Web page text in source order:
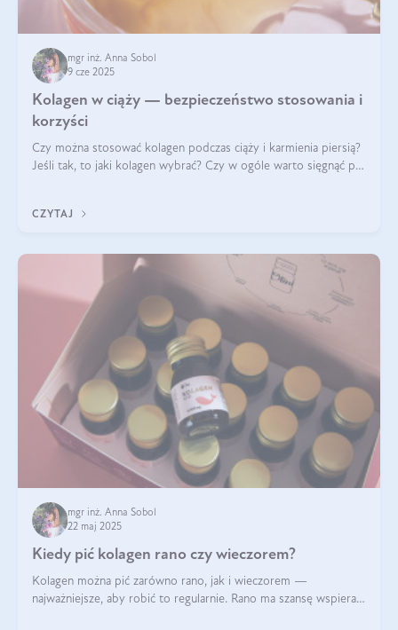
mgr inż. Anna Sobol
9 cze 2025
Kolagen w ciąży — bezpieczeństwo stosowania i
korzyści
Czy można stosować kolagen podczas ciąży i karmienia piersią?
Jeśli tak, to jaki kolagen wybrać? Czy w ogóle warto sięgnąć po
CZYTAJ
mgr inż. Anna Sobol
22 maj 2025
Kiedy pić kolagen rano czy wieczorem?
Kolagen można pić zarówno rano, jak i wieczorem —
najważniejsze, aby robić to regularnie. Rano ma szansę wspierać